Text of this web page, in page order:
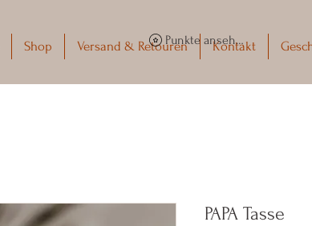
Shop Versand & Retouren Kontakt
Punkte ansehen
PAPA Tasse